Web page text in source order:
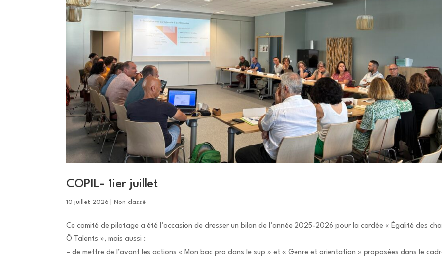
COPIL- 1ier juillet
10 juillet 2026 Non classé
Ce comité de pilotage a été l’occasion de dresser un bilan de l’année 2025-2026 pour la cordée « Égalité des
Ô Talents », mais aussi :
– de mettre de l’avant les actions « Mon bac pro dans le sup » et « Genre et orientation » proposées dans le